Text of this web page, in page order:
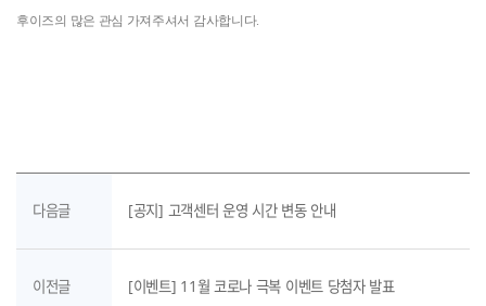
후이즈의 많은 관심 가져주셔서 감사합니다.
다음글 [공지] 고객센터 운영 시간 변동 안내
이전글 [이벤트] 11월 코로나 극복 이벤트 당첨자 발표